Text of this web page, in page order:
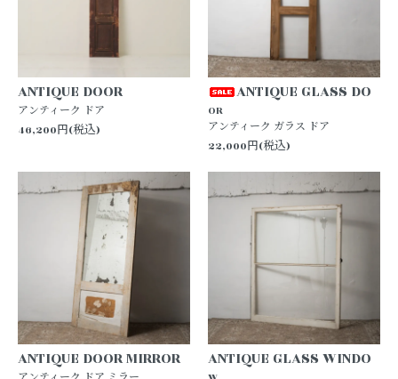
ANTIQUE DOOR
アンティーク ドア
46,200円(税込)
ANTIQUE GLASS DO
OR
アンティーク ガラス ドア
22,000円(税込)
ANTIQUE DOOR MIRROR ANTIQUE GLASS WINDO